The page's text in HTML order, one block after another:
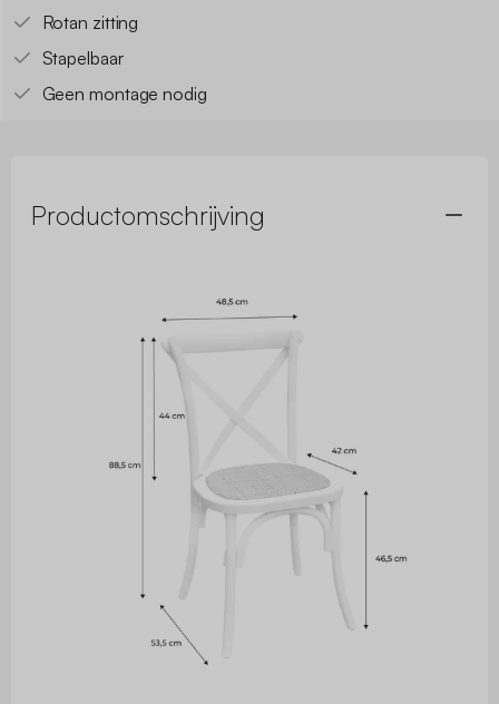
Rotan zitting
Stapelbaar
Geen montage nodig
Productomschrijving